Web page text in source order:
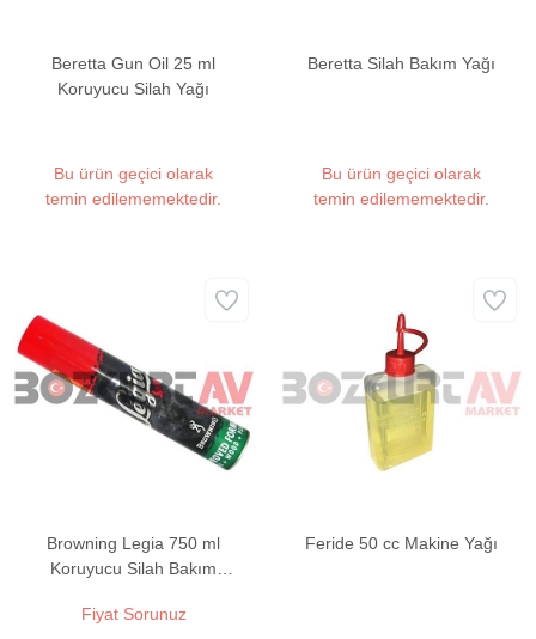
Beretta Gun Oil 25 ml
Koruyucu Silah Yağı
Bu ürün geçici olarak
temin edilememektedir.
Beretta Silah Bakım Yağı
Bu ürün geçici olarak
temin edilememektedir.
Browning Legia 750 ml
Koruyucu Silah Bakım
Fiyat Sorunuz
Feride 50 cc Makine Yağı